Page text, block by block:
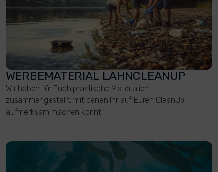
WERBEMATERIAL LAHNCLEANUP
Wir haben für Euch praktische Materialien
zusammengestellt, mit denen Ihr auf Euren CleanUp
aufmerksam machen könnt.